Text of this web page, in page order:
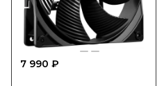
7 990 ₽